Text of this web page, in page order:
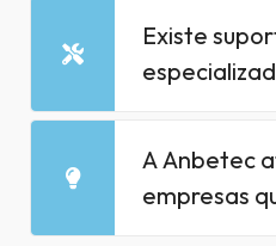
Existe
A Anbetec
empresas